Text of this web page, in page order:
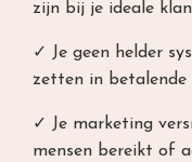
zijn bij je ideale
✓ Je geen helder
zetten in betalende
✓ Je marketing
mensen bereikt of